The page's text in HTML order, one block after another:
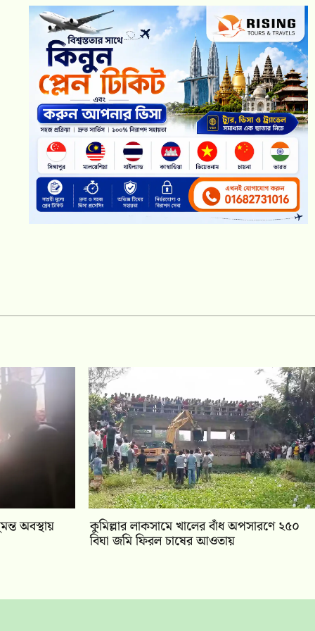
অবস্থায় কুমিল্লার লাকসামে খালের বাঁধ অপসারণে ২৫০
বিঘা জমি ফিরল চাষের আওতায়